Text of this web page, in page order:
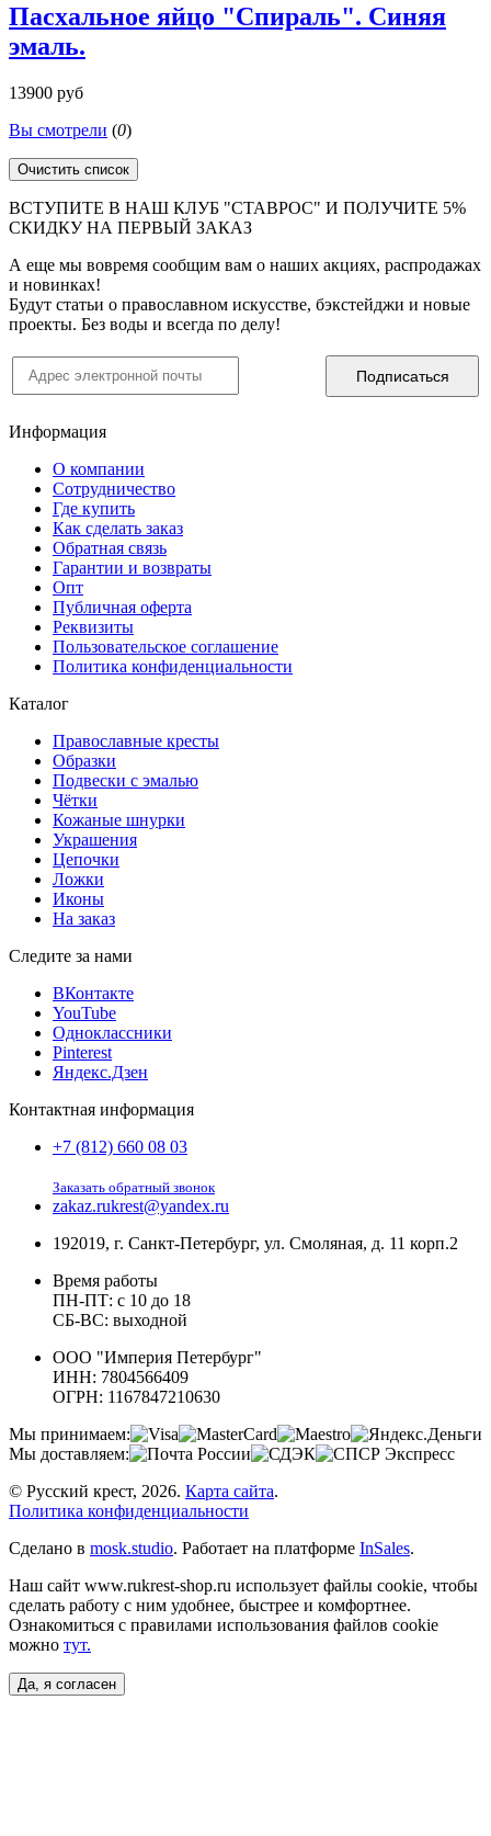
Пасхальное яйцо "Спираль". Синяя
эмаль.
13900 руб
Вы смотрели (0)
Очистить список
ВСТУПИТЕ В НАШ КЛУБ "СТАВРОС" И ПОЛУЧИТЕ 5%
СКИДКУ НА ПЕРВЫЙ ЗАКАЗ
А еще мы вовремя сообщим вам о наших акциях, распродажах
и новинках!
Будут статьи о православном искусстве, бэкстейджи и новые
проекты. Без воды и всегда по делу!
Информация
О компании
Сотрудничество
Где купить
Как сделать заказ
Обратная связь
Гарантии и возвраты
Опт
Публичная оферта
Реквизиты
Пользовательское соглашение
Политика конфиденциальности
Каталог
Православные кресты
Образки
Подвески с эмалью
Чётки
Кожаные шнурки
Украшения
Цепочки
Ложки
Иконы
На заказ
Следите за нами
ВКонтакте
YouTube
Одноклассники
Pinterest
Яндекс.Дзен
Контактная информация
+7 (812) 660 08 03
Заказать обратный звонок
zakaz.rukrest@yandex.ru
192019, г. Санкт-Петербург, ул. Смоляная, д. 11 корп.2
Время работы
ПН-ПТ: с 10 до 18
СБ-ВС: выходной
ООО "Империя Петербург"
ИНН: 7804566409
ОГРН: 1167847210630
Мы принимаем:
Мы доставляем:
© Русский крест, 2026. Карта сайта.
Политика конфиденциальности
Сделано в mosk.studio. Работает на платформе InSales.
Наш сайт www.rukrest-shop.ru использует файлы cookie, чтобы
сделать работу с ним удобнее, быстрее и комфортнее.
Ознакомиться с правилами использования файлов cookie
можно тут.
Да, я согласен